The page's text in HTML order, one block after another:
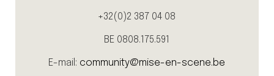
+32(0)2 387 04 08
BE 0808.175.591
E-mail: community@mise-en-scene.be